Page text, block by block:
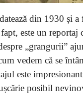
din 1930 și
este un
„grangurii”
vedem că se
este
posibil